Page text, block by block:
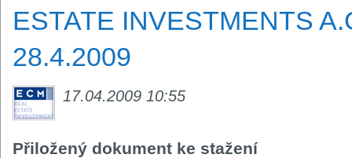
ESTATE INVESTMENTS
28.4.2009
17.04.2009 10:55
Přiložený dokument ke stažení